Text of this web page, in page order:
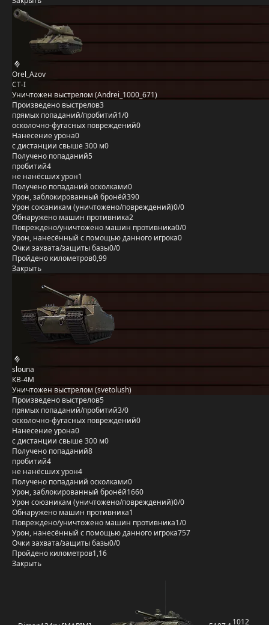
Orel_Azov
СТ-I
Уничтожен выстрелом (Andrei_1000_671)
Произведено выстрелов3
прямых попаданий/пробитий1/0
осколочно-фугасных повреждений0
Нанесение урона0
с дистанции свыше 300 м0
Получено попаданий5
пробитий4
не нанёсших урон1
Получено попаданий осколками0
Урон, заблокированный бронёй390
Урон союзникам (уничтожено/повреждений)0/0
Обнаружено машин противника2
Повреждено/уничтожено машин противника0/0
Урон, нанесённый с помощью данного игрока0
Очки захвата/защиты базы0/0
Пройдено километров0,99
Закрыть
slouna
КВ-4М
Уничтожен выстрелом (svetolush)
Произведено выстрелов5
прямых попаданий/пробитий3/0
осколочно-фугасных повреждений0
Нанесение урона0
с дистанции свыше 300 м0
Получено попаданий8
пробитий4
не нанёсших урон4
Получено попаданий осколками0
Урон, заблокированный бронёй1660
Урон союзникам (уничтожено/повреждений)0/0
Обнаружено машин противника1
Повреждено/уничтожено машин противника1/0
Урон, нанесённый с помощью данного игрока757
Очки захвата/защиты базы0/0
Пройдено километров1,16
Закрыть
1012